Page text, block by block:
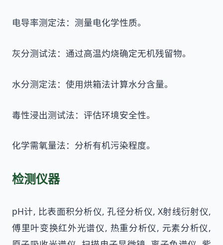
电导率测定法：测量电化学性质。
灰分测试法：通过高温灼烧确定无机残留物。
水分测定法：使用烘箱法计算水分含量。
毒性浸出测试法：评估环境安全性。
化学需氧量法：分析有机污染程度。
检测仪器
pH计, 比表面积分析仪, 孔径分析仪, X射线衍射仪,
傅里叶变换红外光谱仪, 热重分析仪, 元素分析仪,